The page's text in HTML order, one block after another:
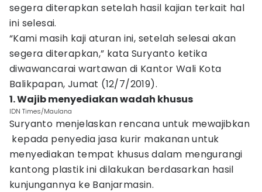
segera diterapkan setelah hasil kajian terkait hal
ini selesai.
“Kami masih kaji aturan ini, setelah selesai akan
segera diterapkan,” kata Suryanto ketika
diwawancarai wartawan di Kantor Wali Kota
Balikpapan, Jumat (12/7/2019).
1. Wajib menyediakan wadah khusus
IDN Times/Maulana
Suryanto menjelaskan rencana untuk mewajibkan
kepada penyedia jasa kurir makanan untuk
menyediakan tempat khusus dalam mengurangi
kantong plastik ini dilakukan berdasarkan hasil
kunjungannya ke Banjarmasin.